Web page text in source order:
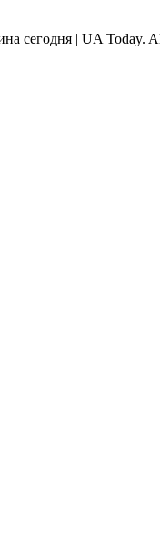
сегодня | UA Today.